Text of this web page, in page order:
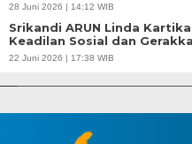
28 Juni 2026 | 14:12 WIB
Srikandi ARUN Linda
Keadilan Sosial dan
22 Juni 2026 | 17:38 WIB
APBD Tahun 2025 Anggarkan